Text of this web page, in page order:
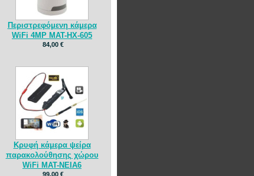
Περιστρεφόμενη κάμερα
WiFi 4MP MAT-HX-605
84,00 €
Κρυφή κάμερα ψείρα
παρακολούθησης χώρου
WiFi MAT-NEIA6
99,00 €